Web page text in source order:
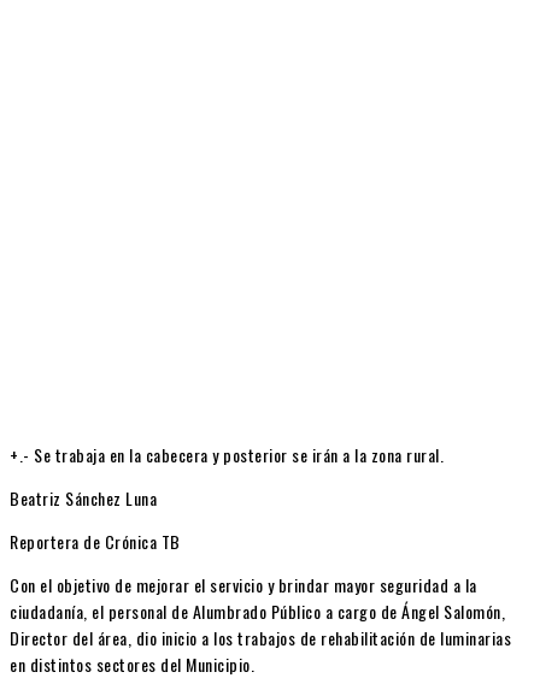
+.- Se trabaja en la cabecera y posterior se irán a la zona rural.
Beatriz Sánchez Luna
Reportera de Crónica TB
Con el objetivo de mejorar el servicio y brindar mayor seguridad a la
ciudadanía, el personal de Alumbrado Público a cargo de Ángel Salomón,
Director del área, dio inicio a los trabajos de rehabilitación de luminarias
en distintos sectores del Municipio.